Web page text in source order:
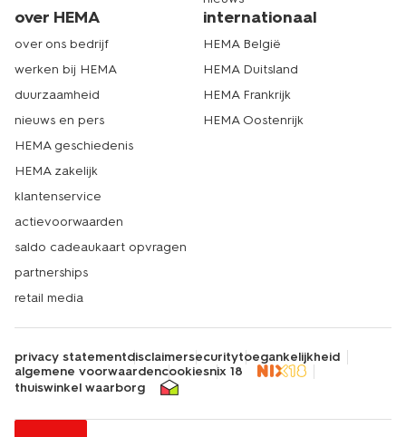
over HEMA
over ons bedrijf
werken bij HEMA
duurzaamheid
nieuws en pers
HEMA geschiedenis
HEMA zakelijk
klantenservice
actievoorwaarden
saldo cadeaukaart opvragen
partnerships
retail media
internationaal
HEMA België
HEMA Duitsland
HEMA Frankrijk
HEMA Oostenrijk
privacy statementdisclaimersecuritytoegankelijkheid
algemene voorwaardencookiesnix 18
thuiswinkel waarborg